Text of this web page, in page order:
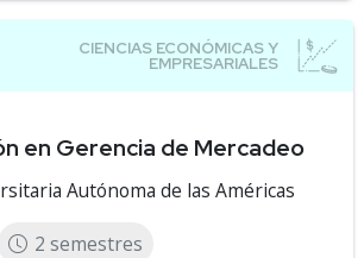
en Gerencia de Mercadeo
Autónoma de las Américas
2 semestres